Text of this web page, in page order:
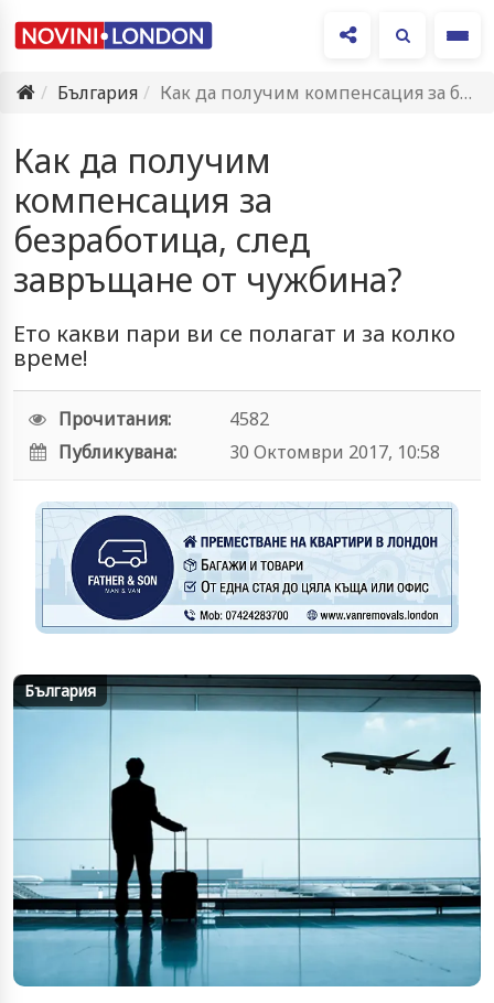
България
Как да получим компенсация за безработица, след завръщане от чужбина?
Как да получим
компенсация за
безработица, след
завръщане от чужбина?
Ето какви пари ви се полагат и за колко
време!
Прочитания:
4582
Публикувана:
30 Октомври 2017, 10:58
България